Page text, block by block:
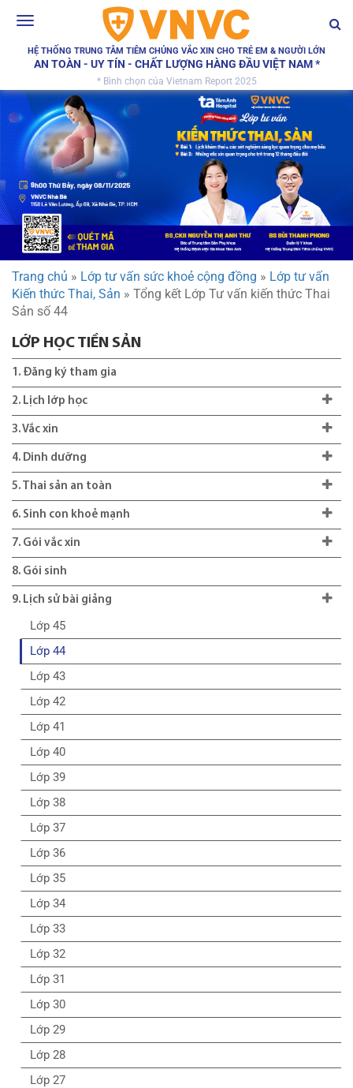
Toggle
HỆ THỐNG TRUNG TÂM TIÊM CHỦNG VẮC XIN CHO TRẺ EM & NGƯỜI LỚN
AN TOÀN - UY TÍN - CHẤT LƯỢNG HÀNG ĐẦU VIỆT NAM *
* Bình chọn của Vietnam Report 2025
Trang chủ » Lớp tư vấn sức khoẻ cộng đồng » Lớp tư vấn
Kiến thức Thai, Sản » Tổng kết Lớp Tư vấn kiến thức Thai
Sản số 44
LỚP HỌC TIỀN SẢN
1. Đăng ký tham gia
2. Lịch lớp học
3. Vắc xin
4. Dinh dưỡng
5. Thai sản an toàn
6. Sinh con khoẻ mạnh
7. Gói vắc xin
8. Gói sinh
9. Lịch sử bài giảng
Lớp 45
Lớp 44
Lớp 43
Lớp 42
Lớp 41
Lớp 40
Lớp 39
Lớp 38
Lớp 37
Lớp 36
Lớp 35
Lớp 34
Lớp 33
Lớp 32
Lớp 31
Lớp 30
Lớp 29
Lớp 28
Lớp 27